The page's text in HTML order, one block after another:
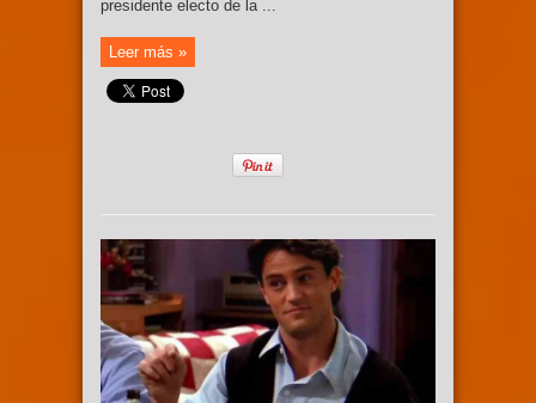
presidente electo de la ...
Leer más »